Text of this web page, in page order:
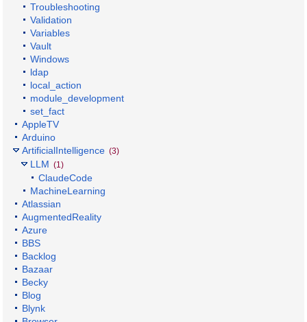
Troubleshooting
Validation
Variables
Vault
Windows
ldap
local_action
module_development
set_fact
AppleTV
Arduino
ArtificialIntelligence (3)
LLM (1)
ClaudeCode
MachineLearning
Atlassian
AugmentedReality
Azure
BBS
Backlog
Bazaar
Becky
Blog
Blynk